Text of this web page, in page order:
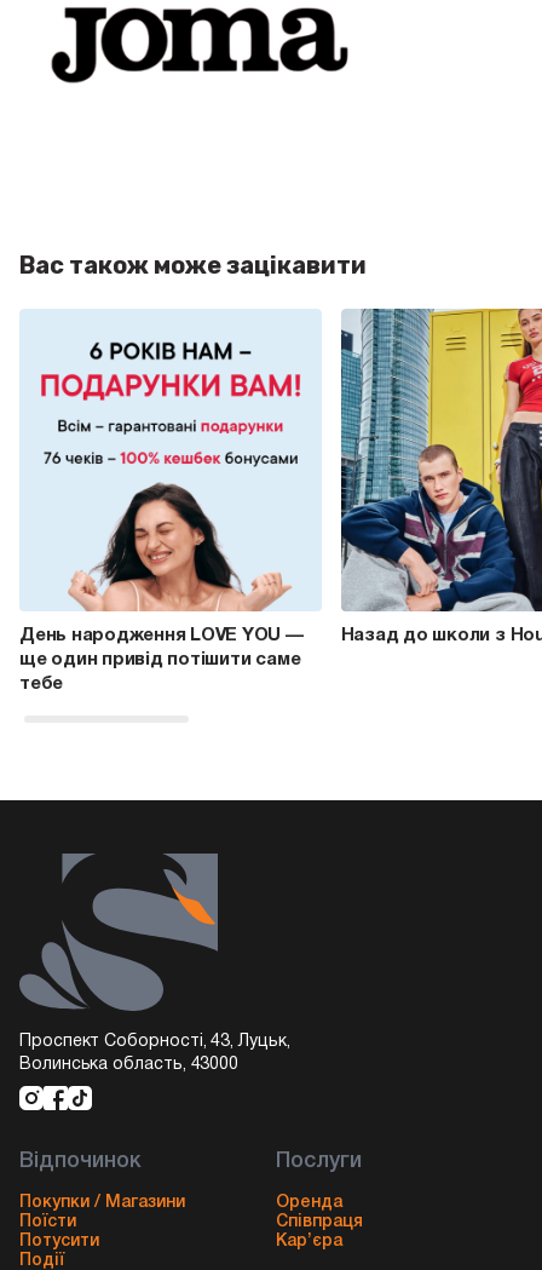
Вас також може зацікавити
День народження LOVE YOU —
ще один привід потішити саме
тебе
Назад до школи з
Проспект Соборності, 43, Луцьк,
Волинська область, 43000
Відпочинок
Покупки / Магазини
Поїсти
Потусити
Події
Послуги
Оренда
Співпраця
Кар’єра